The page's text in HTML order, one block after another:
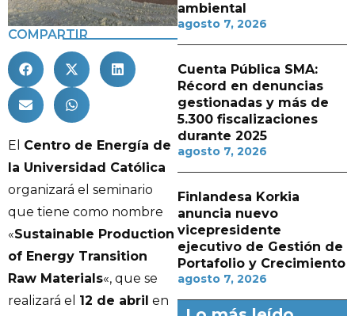
COMPARTIR
El Centro de Energía de
la Universidad Católica
organizará el seminario
que tiene como nombre
«Sustainable Production
of Energy Transition
Raw Materials«, que se
realizará el 12 de abril en
ambiental
agosto 7, 2026
Cuenta Pública SMA:
Récord en denuncias
gestionadas y más de
5.300 fiscalizaciones
durante 2025
agosto 7, 2026
Finlandesa Korkia
anuncia nuevo
vicepresidente
ejecutivo de Gestión de
Portafolio y Crecimiento
agosto 7, 2026